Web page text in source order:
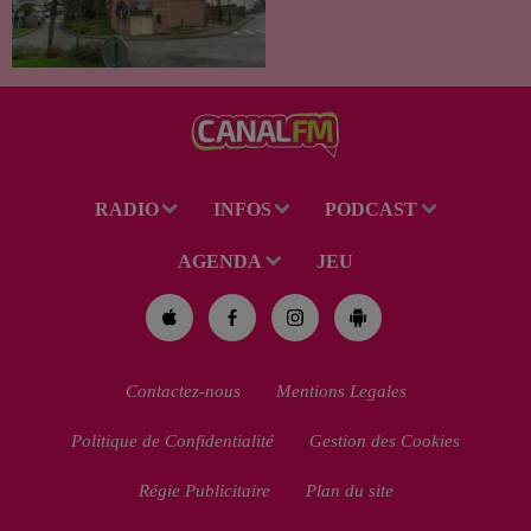
de 38 ans a été mis en examen
pour homicide...
RADIO INFOS PODCAST
AGENDA JEU
Contactez-nous Mentions Legales
Politique de Confidentialité Gestion des Cookies
Régie Publicitaire Plan du site